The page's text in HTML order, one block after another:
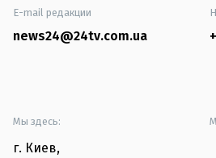
E-mail редакции
news24@24tv.com.ua
Мы здесь:
г. Киев,